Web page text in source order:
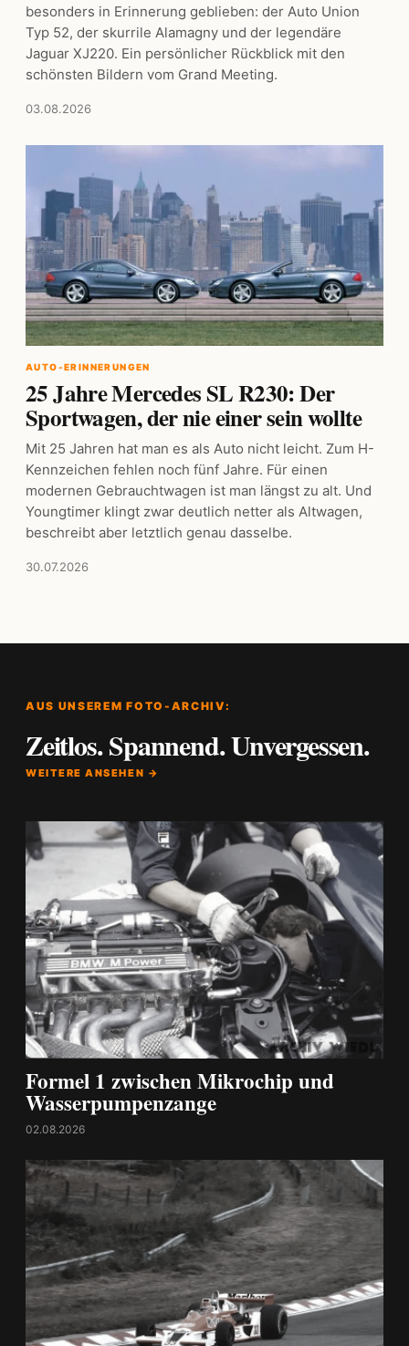
besonders in Erinnerung geblieben: der Auto Union
Typ 52, der skurrile Alamagny und der legendäre
Jaguar XJ220. Ein persönlicher Rückblick mit den
schönsten Bildern vom Grand Meeting.
03.08.2026
AUTO-ERINNERUNGEN
25 Jahre Mercedes SL R230: Der
Sportwagen, der nie einer sein wollte
Mit 25 Jahren hat man es als Auto nicht leicht. Zum H-
Kennzeichen fehlen noch fünf Jahre. Für einen
modernen Gebrauchtwagen ist man längst zu alt. Und
Youngtimer klingt zwar deutlich netter als Altwagen,
beschreibt aber letztlich genau dasselbe.
30.07.2026
AUS UNSEREM FOTO-ARCHIV:
Zeitlos. Spannend. Unvergessen.
WEITERE ANSEHEN →
Formel 1 zwischen Mikrochip und
Wasserpumpenzange
02.08.2026